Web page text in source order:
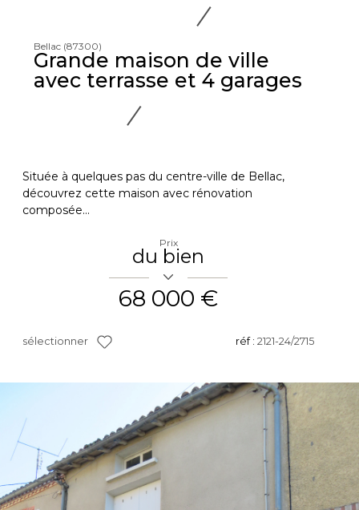
Bellac (87300)
Grande maison de ville
avec terrasse et 4 garages
Située à quelques pas du centre-ville de Bellac,
découvrez cette maison avec rénovation
composée...
Prix
du bien
68 000 €
sélectionner réf : 2121-24/2715